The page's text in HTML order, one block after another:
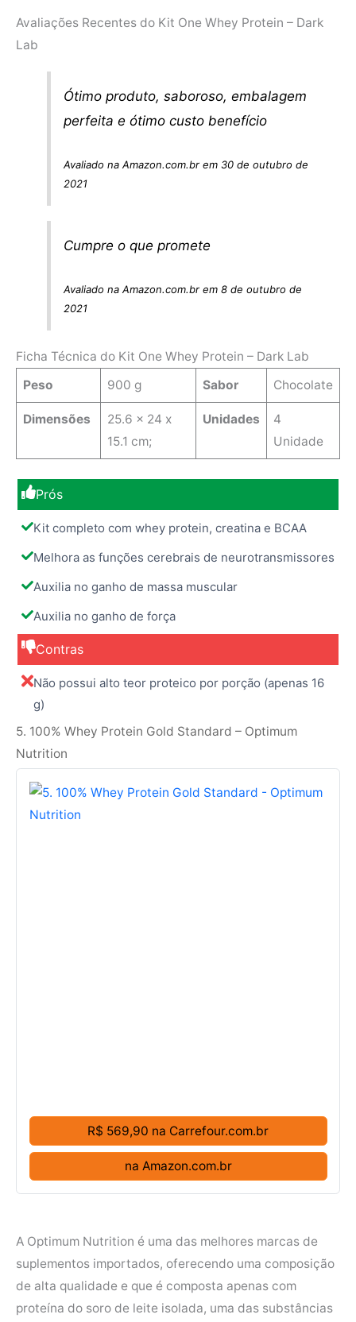
Avaliações Recentes do Kit One Whey Protein – Dark
Lab
Ótimo produto, saboroso, embalagem
perfeita e ótimo custo benefício
Avaliado na Amazon.com.br em 30 de outubro de
2021
Cumpre o que promete
Avaliado na Amazon.com.br em 8 de outubro de
2021
Ficha Técnica do Kit One Whey Protein – Dark Lab
Peso
900 g Sabor Chocolate
Dimensões
‎25.6 x 24 x
15.1 cm;
Unidades
4
Unidade
Prós
Kit completo com whey protein, creatina e BCAA
Melhora as funções cerebrais de neurotransmissores
Auxilia no ganho de massa muscular
Auxilia no ganho de força
Contras
Não possui alto teor proteico por porção (apenas 16
g)
5. 100% Whey Protein Gold Standard – Optimum
Nutrition
R$ 569,90 na Carrefour.com.br
na Amazon.com.br
A Optimum Nutrition é uma das melhores marcas de
suplementos importados, oferecendo uma composição
de alta qualidade e que é composta apenas com
proteína do soro de leite isolada, uma das substâncias